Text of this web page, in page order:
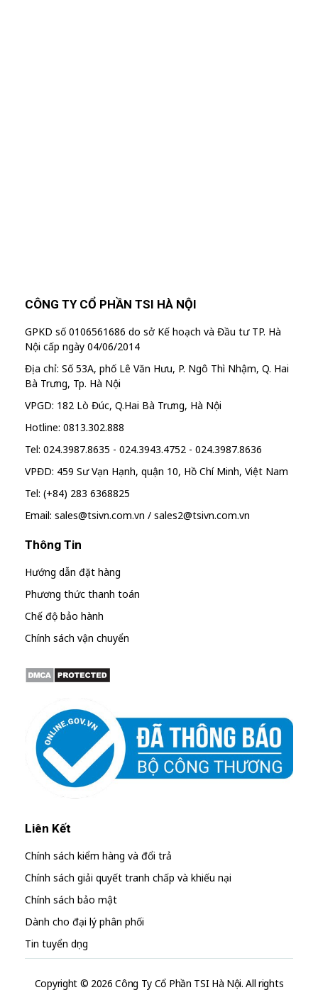
CÔNG TY CỔ PHẦN TSI HÀ NỘI
GPKD số 0106561686 do sở Kế hoạch và Đầu tư TP. Hà
Nội cấp ngày 04/06/2014
Địa chỉ: Số 53A, phố Lê Văn Hưu, P. Ngô Thì Nhậm, Q. Hai
Bà Trưng, Tp. Hà Nội
VPGD: 182 Lò Đúc, Q.Hai Bà Trưng, Hà Nội
Hotline: 0813.302.888
Tel: 024.3987.8635 - 024.3943.4752 - 024.3987.8636
VPĐD: 459 Sư Vạn Hạnh, quận 10, Hồ Chí Minh, Việt Nam
Tel: (+84) 283 6368825
Email: sales@tsivn.com.vn / sales2@tsivn.com.vn
Thông Tin
Hướng dẫn đặt hàng
Phương thức thanh toán
Chế độ bảo hành
Chính sách vận chuyển
Liên Kết
Chính sách kiểm hàng và đổi trả
Chính sách giải quyết tranh chấp và khiếu nại
Chính sách bảo mật
Dành cho đại lý phân phối
Tin tuyển dụng
Copyright © 2026 Công Ty Cổ Phần TSI Hà Nội. All rights